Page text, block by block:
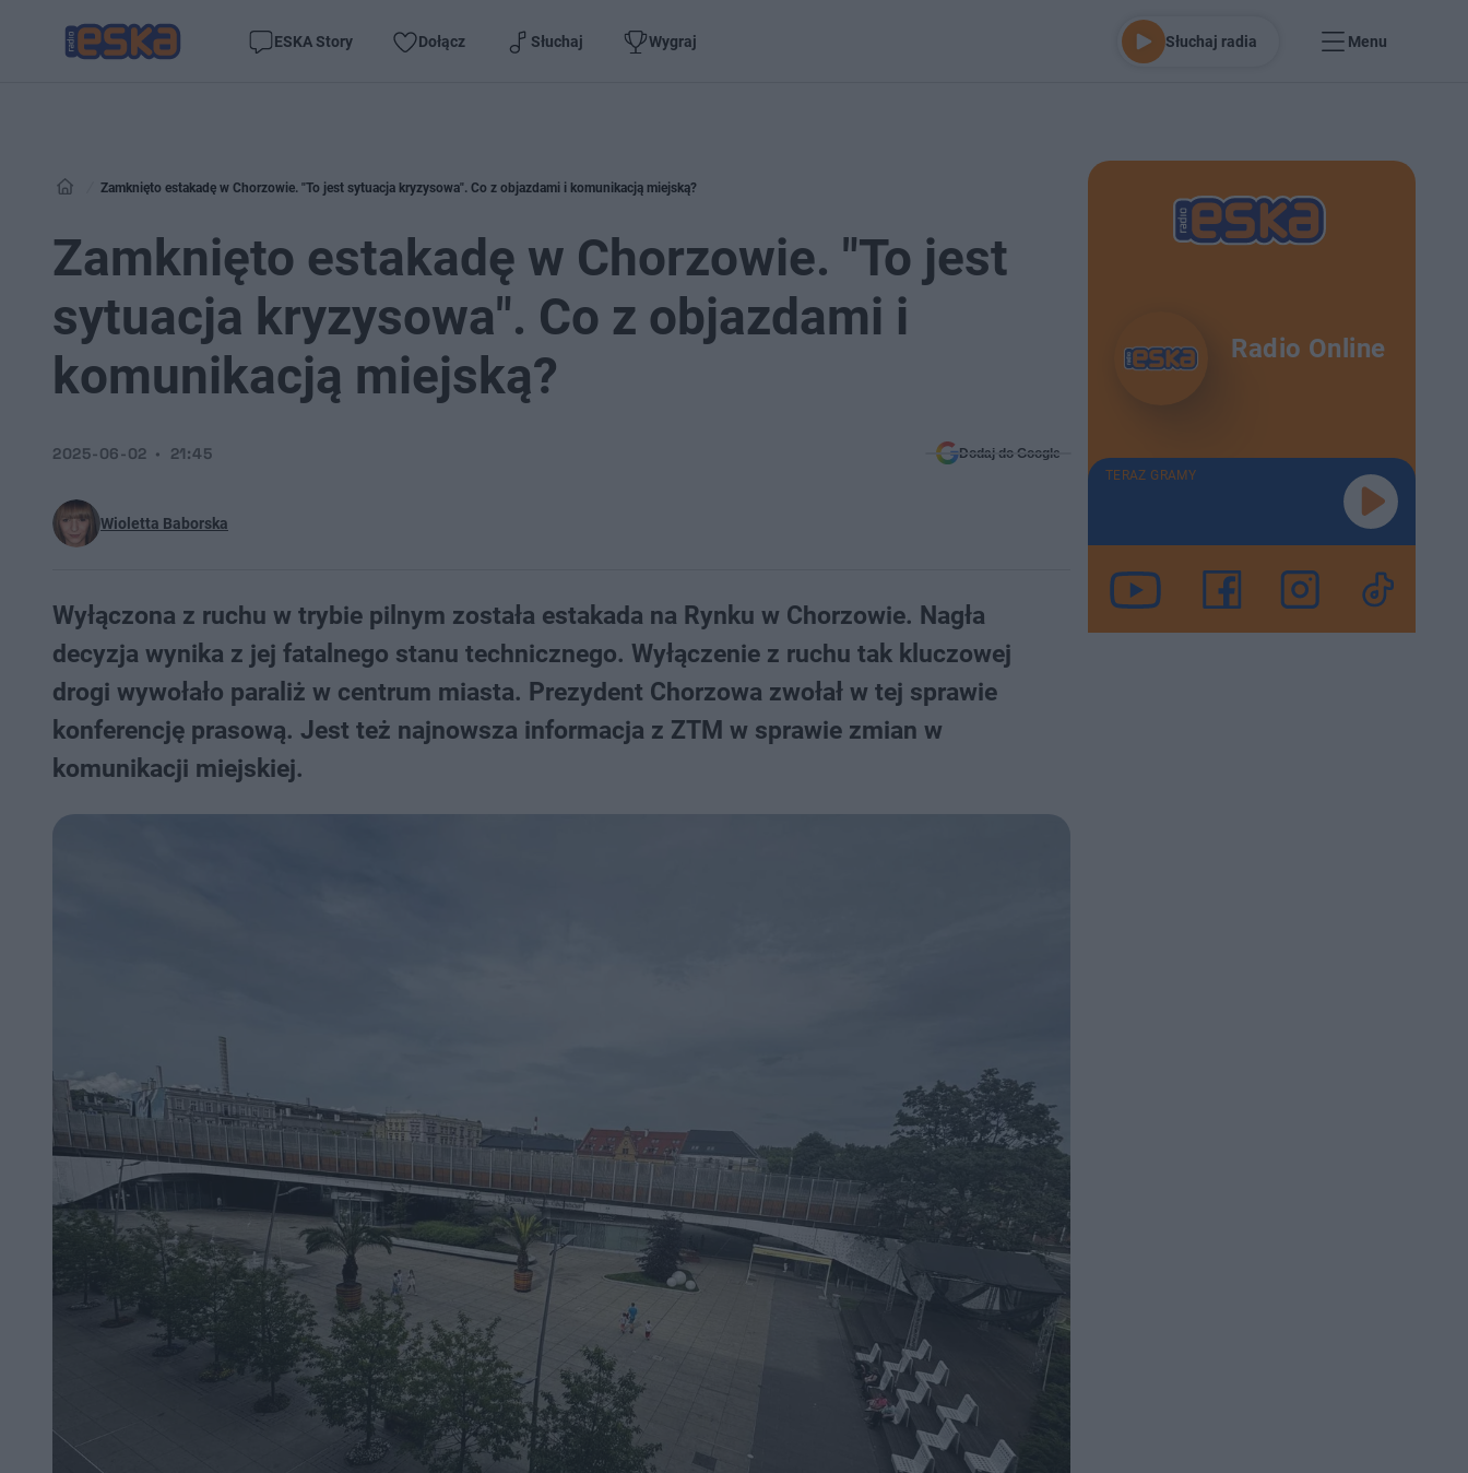
ESKA Story Dołącz Słuchaj Wygraj Słuchaj radia Menu
Zamknięto estakadę w Chorzowie. "To jest sytuacja kryzysowa". Co z objazdami i komunikacją miejską?
Zamknięto estakadę w Chorzowie. "To jest
sytuacja kryzysowa". Co z objazdami i
komunikacją miejską?
Wioletta Baborska
2025-06-02 21:45 Dodaj do Google
Wyłączona z ruchu w trybie pilnym została estakada na Rynku w Chorzowie. Nagła
decyzja wynika z jej fatalnego stanu technicznego. Wyłączenie z ruchu tak kluczowej
drogi wywołało paraliż w centrum miasta. Prezydent Chorzowa zwołał w tej sprawie
konferencję prasową. Jest też najnowsza informacja z ZTM w sprawie zmian w
komunikacji miejskiej.
Radio Online
TERAZ GRAMY